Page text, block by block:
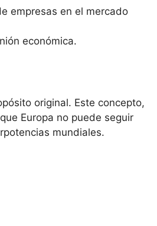
empresas en el mercado
económica.
original. Este concepto,
Europa no puede seguir
mundiales.